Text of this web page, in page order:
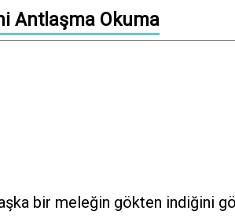
Antlaşma Okuma
bir meleğin gökten indiğini